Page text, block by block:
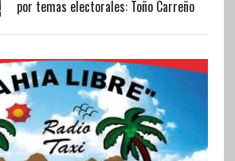
por temas electorales: Toño Carreño